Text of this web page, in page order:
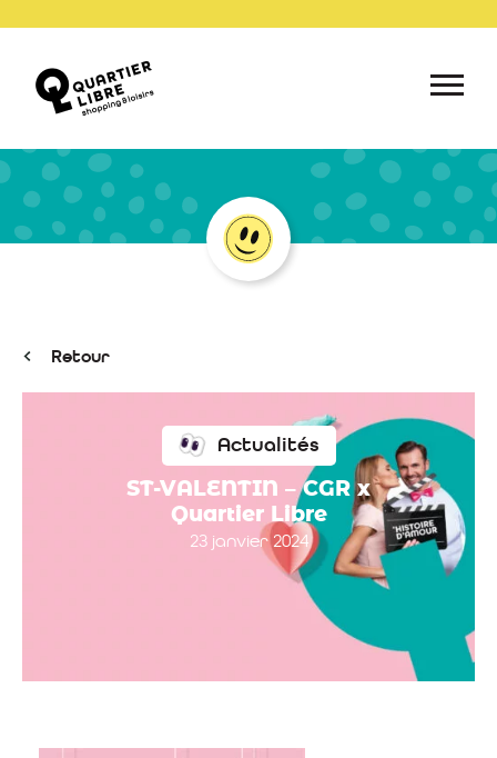
Retour
Actualités
ST-VALENTIN – CGR x
Quartier Libre
23 janvier 2024